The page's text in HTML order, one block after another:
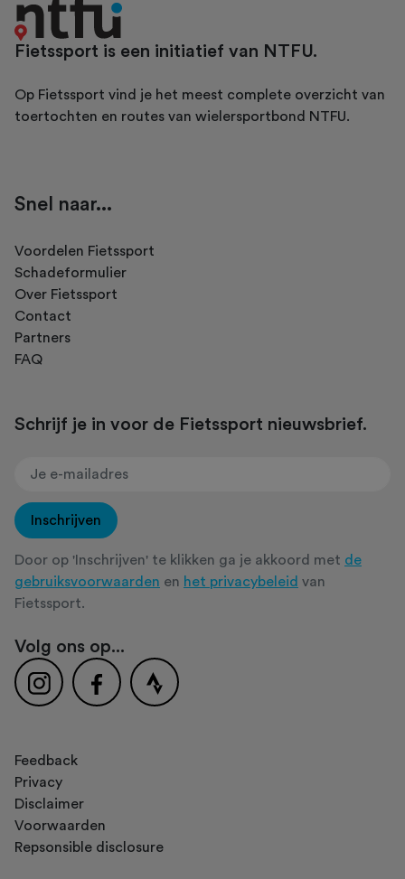
Fietssport is een initiatief van NTFU.
Op Fietssport vind je het meest complete overzicht van
toertochten en routes van wielersportbond NTFU.
Snel naar...
Voordelen Fietssport
Schadeformulier
Over Fietssport
Contact
Partners
FAQ
Schrijf je in voor de Fietssport nieuwsbrief.
Inschrijven
Door op 'Inschrijven' te klikken ga je akkoord met de
gebruiksvoorwaarden en het privacybeleid van
Fietssport.
Volg ons op...
Feedback
Privacy
Disclaimer
Voorwaarden
Repsonsible disclosure